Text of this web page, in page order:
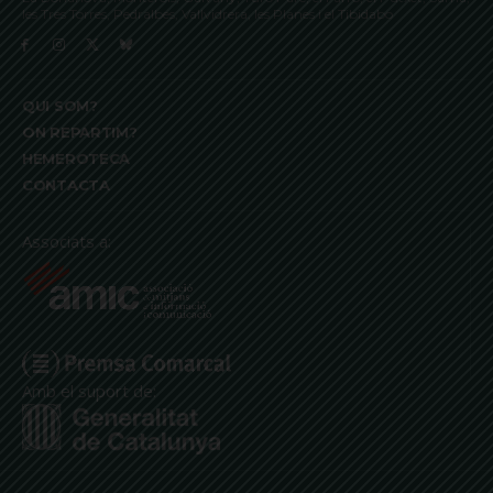
les Tres Torres, Pedralbes, Vallvidrera, les Planes i el Tibidabo
QUI SOM?
ON REPARTIM?
HEMEROTECA
CONTACTA
Associats a:
Amb el suport de: